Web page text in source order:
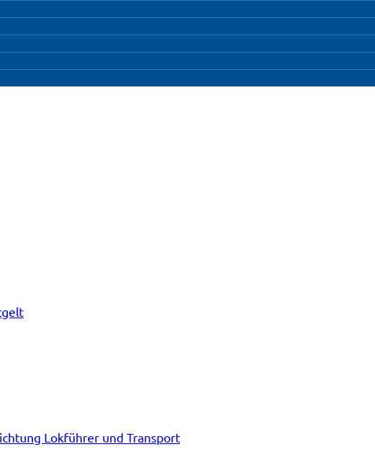
Lokführer und Transport